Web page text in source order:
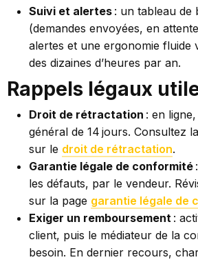
Suivi et alertes : un tableau de
(demandes envoyées, en
alertes et une ergonomie fluide
des dizaines d’heures par an.
Rappels légaux
Droit de rétractation : en
général de 14 jours. Consultez
sur le droit de rétractation.
Garantie légale de conformité
les défauts, par le vendeur.
sur la page garantie légale de
Exiger un remboursement :
client, puis le médiateur de la
besoin. En dernier recours,